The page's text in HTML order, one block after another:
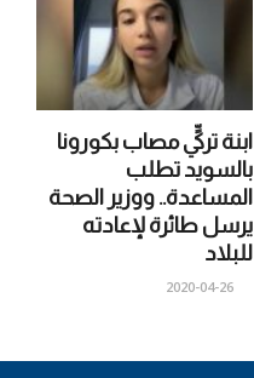
ابنة تركيٍّ مصاب بكورونا
بالسويد تطلب
المساعدة.. ووزير الصحة
يرسل طائرة لإعادته
للبلاد
2020-04-26